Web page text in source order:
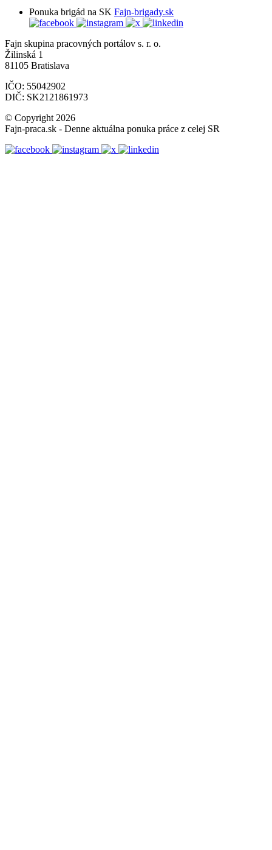
Ponuka brigád na SK Fajn-brigady.sk
Fajn skupina pracovných portálov s. r. o.
Žilinská 1
81105 Bratislava
IČO: 55042902
DIČ: SK2121861973
© Copyright 2026
Fajn-praca.sk - Denne aktuálna ponuka práce z celej SR